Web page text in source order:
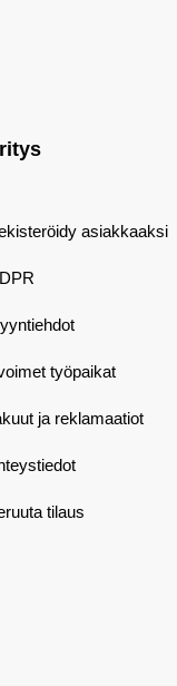
asiakkaaksi
työpaikat
ja reklamaatiot
tilaus